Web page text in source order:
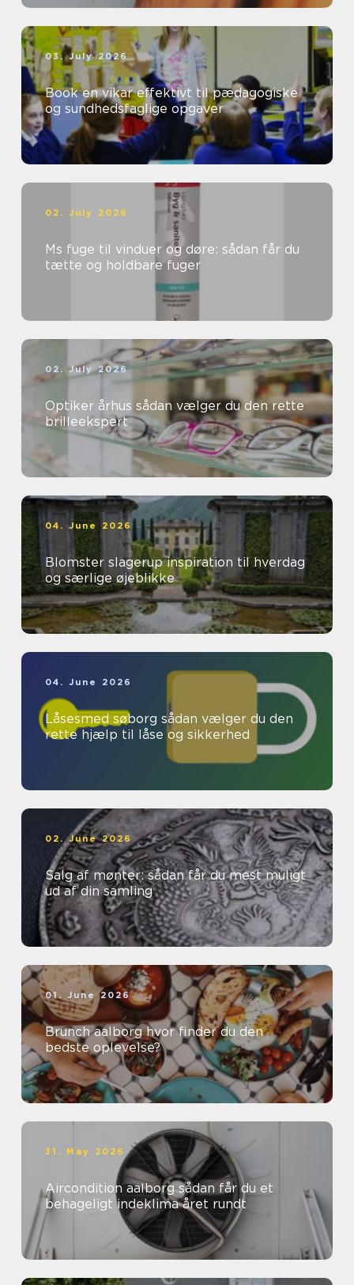
03. July 2026
Book en vikar effektivt til pædagogiske
og sundhedsfaglige opgaver
02. July 2026
Ms fuge til vinduer og døre: sådan får du
tætte og holdbare fuger
02. July 2026
Optiker århus sådan vælger du den rette
brilleekspert
04. June 2026
Blomster slagerup inspiration til hverdag
og særlige øjeblikke
04. June 2026
Låsesmed søborg sådan vælger du den
rette hjælp til låse og sikkerhed
02. June 2026
Salg af mønter: sådan får du mest muligt
ud af din samling
01. June 2026
Brunch aalborg hvor finder du den
bedste oplevelse?
31. May 2026
Aircondition aalborg sådan får du et
behageligt indeklima året rundt